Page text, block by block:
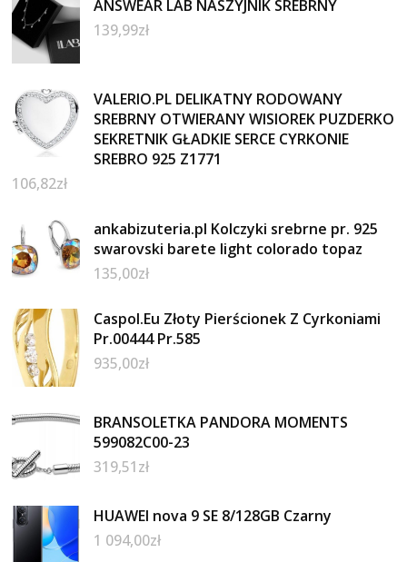
ANSWEAR LAB NASZYJNIK SREBRNY
139,99zł
VALERIO.PL DELIKATNY RODOWANY
SREBRNY OTWIERANY WISIOREK PUZDERKO
SEKRETNIK GŁADKIE SERCE CYRKONIE
SREBRO 925 Z1771
106,82zł
ankabizuteria.pl Kolczyki srebrne pr. 925
swarovski barete light colorado topaz
135,00zł
Caspol.Eu Złoty Pierścionek Z Cyrkoniami
Pr.00444 Pr.585
935,00zł
BRANSOLETKA PANDORA MOMENTS
599082C00-23
319,51zł
HUAWEI nova 9 SE 8/128GB Czarny
1 094,00zł